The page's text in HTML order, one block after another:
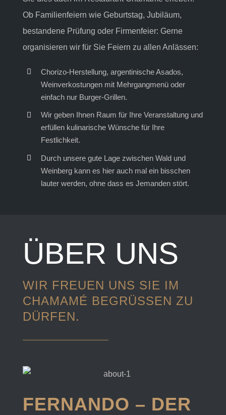
Ob Familienfeiern wie Geburtstag, Jubiläum,
bestandene Prüfung oder Firmenfeier: Gerne
organisieren wir für Sie Feiern zu allen Anlässen:
Chorizo-Herstellung, argentinische Asados,
Weinverkostungen mit Mehrgangmenü oder
einfach nur Burger-Grillen.
Wir geben Ihnen Raum für Ihre Veranstaltung und
erfüllen kulinarische Wünsche für Ihre
Festlichkeit.
Durch unsere gute Lage zwischen Wald und
Weinberg kann es hier auch mal ein bisschen
lauter werden, ohne dass es Jemanden stört.
ÜBER UNS
WIR FREUEN UNS SIE IM
CHAMAMÉ BEGRÜSSEN ZU D
ÜRFEN.
FERNANDO – DER